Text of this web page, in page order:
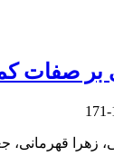
بر صفات
زهرا قهرمانی،